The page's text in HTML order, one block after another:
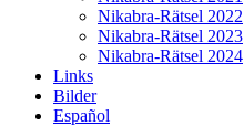
Nikabra-Rätsel 2022
Nikabra-Rätsel 2023
Nikabra-Rätsel 2024
Links
Bilder
Español